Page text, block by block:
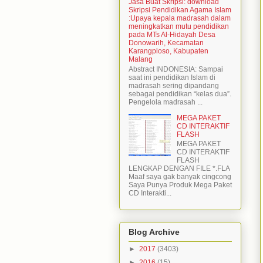
Jasa Buat Skripsi: download
Skripsi Pendidikan Agama Islam
:Upaya kepala madrasah dalam
meningkatkan mutu pendidikan
pada MTs Al-Hidayah Desa
Donowarih, Kecamatan
Karangploso, Kabupaten
Malang
Abstract INDONESIA: Sampai
saat ini pendidikan Islam di
madrasah sering dipandang
sebagai pendidikan “kelas dua”.
Pengelola madrasah ...
MEGA PAKET
CD INTERAKTIF
FLASH
MEGA PAKET
CD INTERAKTIF
FLASH
LENGKAP DENGAN FILE *.FLA
Maaf saya gak banyak cingcong
Saya Punya Produk Mega Paket
CD Interakti...
Blog Archive
► 2017 (3403)